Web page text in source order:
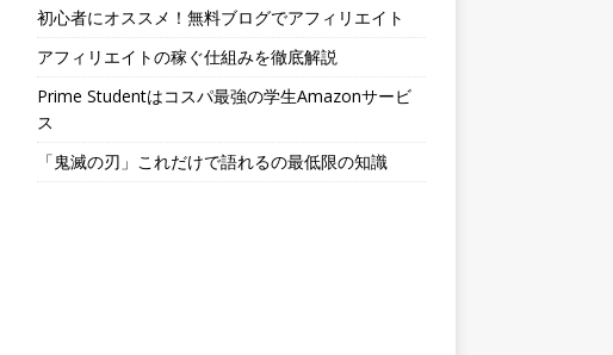
初心者にオススメ！無料ブログでアフィリエイト
アフィリエイトの稼ぐ仕組みを徹底解説
Prime Studentはコスパ最強の学生Amazonサービ
ス
「鬼滅の刃」これだけで語れるの最低限の知識